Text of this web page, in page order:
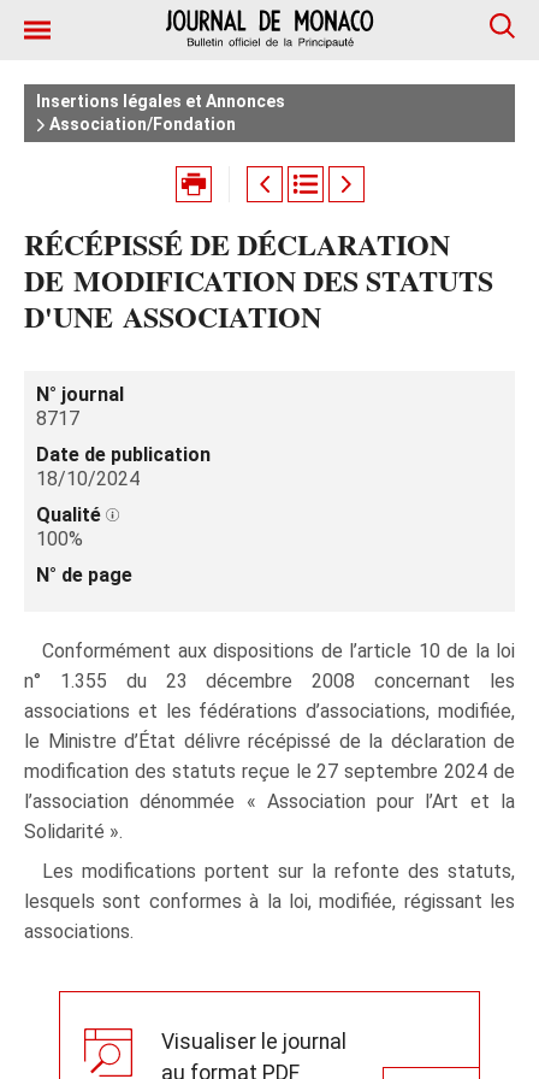
Insertions légales et Annonces
Association/Fondation
RÉCÉPISSÉ DE DÉCLARATION
DE MODIFICATION DES STATUTS
D'UNE ASSOCIATION
N° journal
8717
Date de publication
18/10/2024
Qualité
100%
N° de page
Conformément aux dispositions de l’article 10 de la loi
n° 1.355 du 23 décembre 2008 concernant les
associations et les fédérations d’associations, modifiée,
le Ministre d’État délivre récépissé de la déclaration de
modification des statuts reçue le 27 septembre 2024 de
l’association dénommée « Association pour l’Art et la
Solidarité ».
Les modifications portent sur la refonte des statuts,
lesquels sont conformes à la loi, modifiée, régissant les
associations.
Visualiser le journal
au format PDF